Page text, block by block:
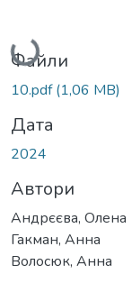
Вантажиться...
Файли
10.pdf(1,06 MB)
Дата
2024
Автори
Андрєєва, Олена
Гакман, Анна
Волосюк, Анна